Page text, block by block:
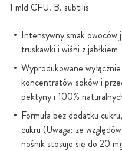
1 mld CFU. B. subtilis
Intensywny smak owoców
truskawki i wiśni z jabłkiem
Wyprodukowane
koncentratów soków i
pektyny i 100%
Formuła bez dodatku
cukru (Uwaga: ze
nośnik stosuje się do 20